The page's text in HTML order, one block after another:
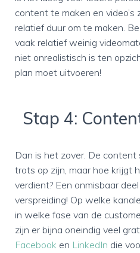
content te maken en
relatief duur om te maken.
vaak relatief weinig
niet onrealistisch is ten
plan moet uitvoeren!
Stap 4:
Dan is het zover. De
trots op zijn, maar hoe krijgt
verdient? Een onmisbaar
verspreiding! Op welke
in welke fase van de
zijn er bijna oneindig veel
Facebook en LinkedIn die